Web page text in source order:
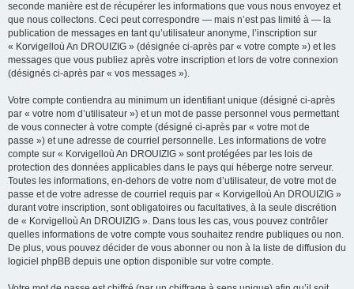
seconde manière est de récupérer les informations que vous nous envoyez et
que nous collectons. Ceci peut correspondre — mais n’est pas limité à — la
publication de messages en tant qu’utilisateur anonyme, l’inscription sur
« Korvigelloù An DROUIZIG » (désignée ci-après par « votre compte ») et les
messages que vous publiez après votre inscription et lors de votre connexion
(désignés ci-après par « vos messages »).
Votre compte contiendra au minimum un identifiant unique (désigné ci-après
par « votre nom d’utilisateur ») et un mot de passe personnel vous permettant
de vous connecter à votre compte (désigné ci-après par « votre mot de
passe ») et une adresse de courriel personnelle. Les informations de votre
compte sur « Korvigelloù An DROUIZIG » sont protégées par les lois de
protection des données applicables dans le pays qui héberge notre serveur.
Toutes les informations, en-dehors de votre nom d’utilisateur, de votre mot de
passe et de votre adresse de courriel requis par « Korvigelloù An DROUIZIG »
durant votre inscription, sont obligatoires ou facultatives, à la seule discrétion
de « Korvigelloù An DROUIZIG ». Dans tous les cas, vous pouvez contrôler
quelles informations de votre compte vous souhaitez rendre publiques ou non.
De plus, vous pouvez décider de vous abonner ou non à la liste de diffusion du
logiciel phpBB depuis une option disponible sur votre compte.